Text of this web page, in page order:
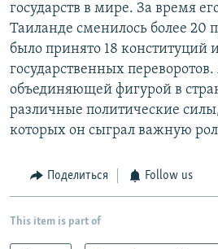
государств в мире. За время
Таиланде сменилось более 20
было принято 18 конституций
государственных переворотов.
объединяющей фигурой в
различные политические
которых он сыграл важную
Поделиться Follow us
This item is part of